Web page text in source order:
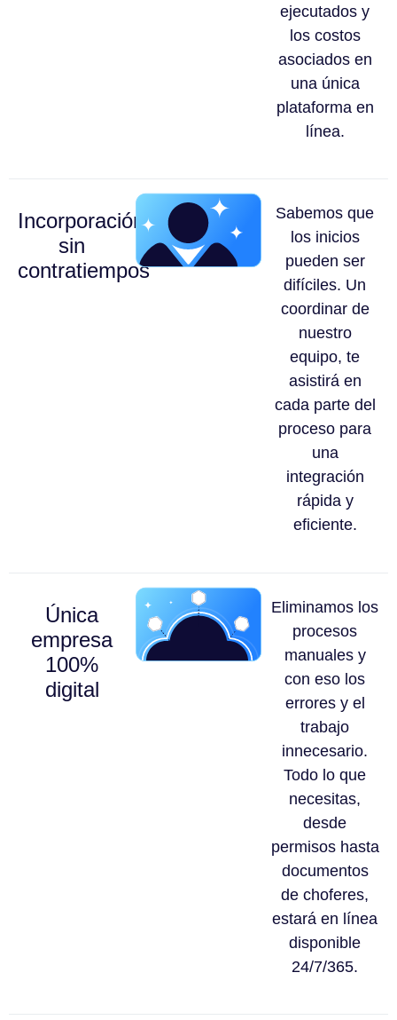
ejecutados y
los costos
asociados en
una única
plataforma en
línea.
Incorporación
sin
contratiempos
Sabemos que
los inicios
pueden ser
difíciles. Un
coordinar de
nuestro
equipo, te
asistirá en
cada parte del
proceso para
una
integración
rápida y
eficiente.
Única
empresa
100%
digital
Eliminamos los
procesos
manuales y
con eso los
errores y el
trabajo
innecesario.
Todo lo que
necesitas,
desde
permisos hasta
documentos
de choferes,
estará en línea
disponible
24/7/365.